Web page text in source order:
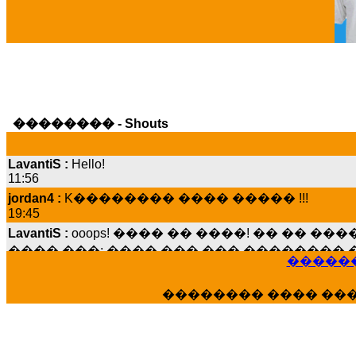
�������� - Shouts
11:56
jordan4 :K�������� ���� ����� !!!
19:45
LavantiS :ooops! ���� �� ����! �� ��
���� ���; ���� ��� ��� ��������
15:07
�������� ����